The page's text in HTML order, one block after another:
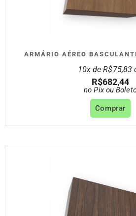
ARMÁRIO AÉREO
10x deR$75,83
R$682,44
no Pix ou
Comprar